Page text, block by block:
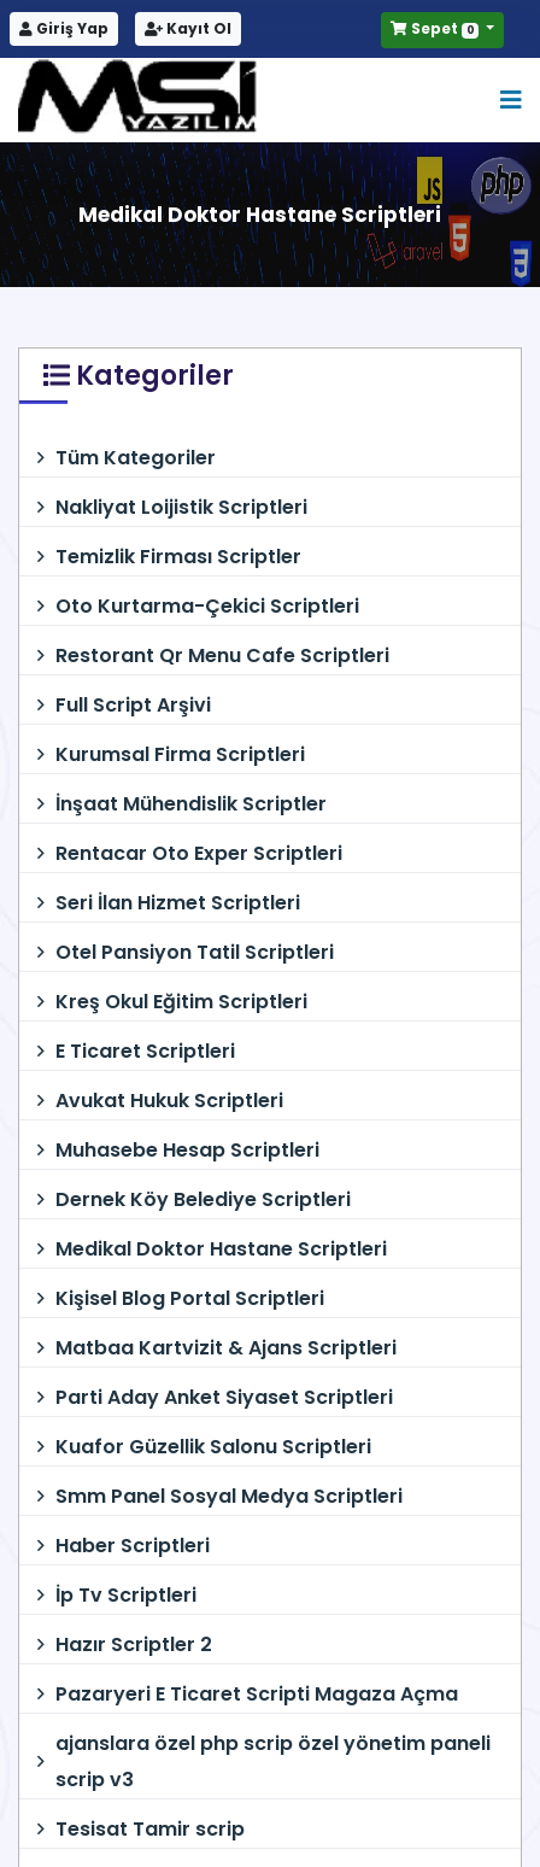
Giriş Yap Kayıt Ol Sepet 0
Medikal Doktor Hastane Scriptleri
Kategoriler
Tüm Kategoriler
Nakliyat Loijistik Scriptleri
Temizlik Firması Scriptler
Oto Kurtarma-Çekici Scriptleri
Restorant Qr Menu Cafe Scriptleri
Full Script Arşivi
Kurumsal Firma Scriptleri
İnşaat Mühendislik Scriptler
Rentacar Oto Exper Scriptleri
Seri İlan Hizmet Scriptleri
Otel Pansiyon Tatil Scriptleri
Kreş Okul Eğitim Scriptleri
E Ticaret Scriptleri
Avukat Hukuk Scriptleri
Muhasebe Hesap Scriptleri
Dernek Köy Belediye Scriptleri
Medikal Doktor Hastane Scriptleri
Kişisel Blog Portal Scriptleri
Matbaa Kartvizit & Ajans Scriptleri
Parti Aday Anket Siyaset Scriptleri
Kuafor Güzellik Salonu Scriptleri
Smm Panel Sosyal Medya Scriptleri
Haber Scriptleri
İp Tv Scriptleri
Hazır Scriptler 2
Pazaryeri E Ticaret Scripti Magaza Açma
ajanslara özel php scrip özel yönetim paneli
scrip v3
Tesisat Tamir scrip